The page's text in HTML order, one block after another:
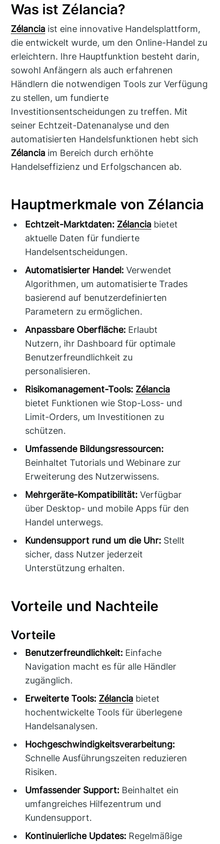
Was ist Zélancia?
Zélancia ist eine innovative Handelsplattform,
die entwickelt wurde, um den Online-Handel zu
erleichtern. Ihre Hauptfunktion besteht darin,
sowohl Anfängern als auch erfahrenen
Händlern die notwendigen Tools zur Verfügung
zu stellen, um fundierte
Investitionsentscheidungen zu treffen. Mit
seiner Echtzeit-Datenanalyse und den
automatisierten Handelsfunktionen hebt sich
Zélancia im Bereich durch erhöhte
Handelseffizienz und Erfolgschancen ab.
Hauptmerkmale von Zélancia
Echtzeit-Marktdaten: Zélancia bietet
aktuelle Daten für fundierte
Handelsentscheidungen.
Automatisierter Handel: Verwendet
Algorithmen, um automatisierte Trades
basierend auf benutzerdefinierten
Parametern zu ermöglichen.
Anpassbare Oberfläche: Erlaubt
Nutzern, ihr Dashboard für optimale
Benutzerfreundlichkeit zu
personalisieren.
Risikomanagement-Tools: Zélancia
bietet Funktionen wie Stop-Loss- und
Limit-Orders, um Investitionen zu
schützen.
Umfassende Bildungsressourcen:
Beinhaltet Tutorials und Webinare zur
Erweiterung des Nutzerwissens.
Mehrgeräte-Kompatibilität: Verfügbar
über Desktop- und mobile Apps für den
Handel unterwegs.
Kundensupport rund um die Uhr: Stellt
sicher, dass Nutzer jederzeit
Unterstützung erhalten.
Vorteile und Nachteile
Vorteile
Benutzerfreundlichkeit: Einfache
Navigation macht es für alle Händler
zugänglich.
Erweiterte Tools: Zélancia bietet
hochentwickelte Tools für überlegene
Handelsanalysen.
Hochgeschwindigkeitsverarbeitung:
Schnelle Ausführungszeiten reduzieren
Risiken.
Umfassender Support: Beinhaltet ein
umfangreiches Hilfezentrum und
Kundensupport.
Kontinuierliche Updates: Regelmäßige